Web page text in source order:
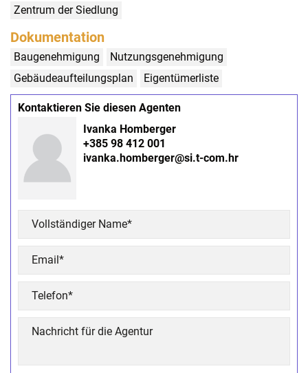
Zentrum der Siedlung
Dokumentation
Baugenehmigung
Nutzungsgenehmigung
Gebäudeaufteilungsplan
Eigentümerliste
Kontaktieren Sie diesen Agenten
Ivanka Homberger
+385 98 412 001
ivanka.homberger@si.t-com.hr